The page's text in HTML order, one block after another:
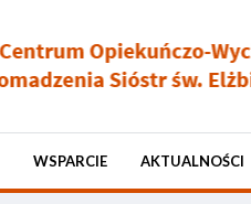
WSPARCIE AKTUALNOŚCI